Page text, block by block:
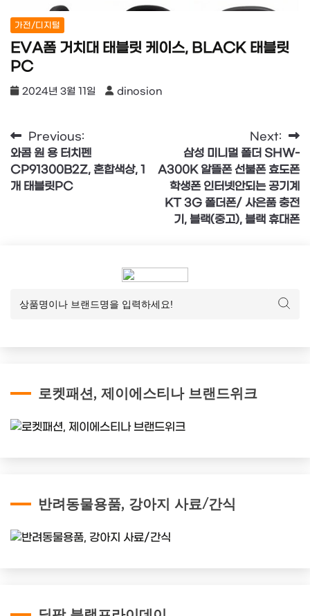
가전/디지털
EVA폼 거치대 태블릿 케이스, BLACK 태블릿
PC
2024년 3월 11일 dinosion
글
탐
색
Previous:
와콤 원 용 터치펜
CP91300B2Z, 혼합색상, 1
개 태블릿PC
Next:
삼성 미니멀 폴더 SHW-
A300K 알뜰폰 선불폰 효도폰
학생폰 인터넷안되는 공기계
KT 3G 폴더폰/ 사은품 충전
기, 블랙(중고), 블랙 휴대폰
로켓패션, 제이에스티나 브랜드위크
반려동물용품, 강아지 사료/간식